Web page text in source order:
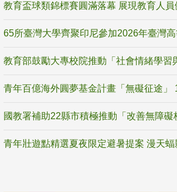
65所臺灣大學齊聚印尼參加2026年臺灣